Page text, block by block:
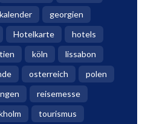
georgien
Hotelkarte
hotels
köln
lissabon
osterreich
polen
reisemesse
tourismus